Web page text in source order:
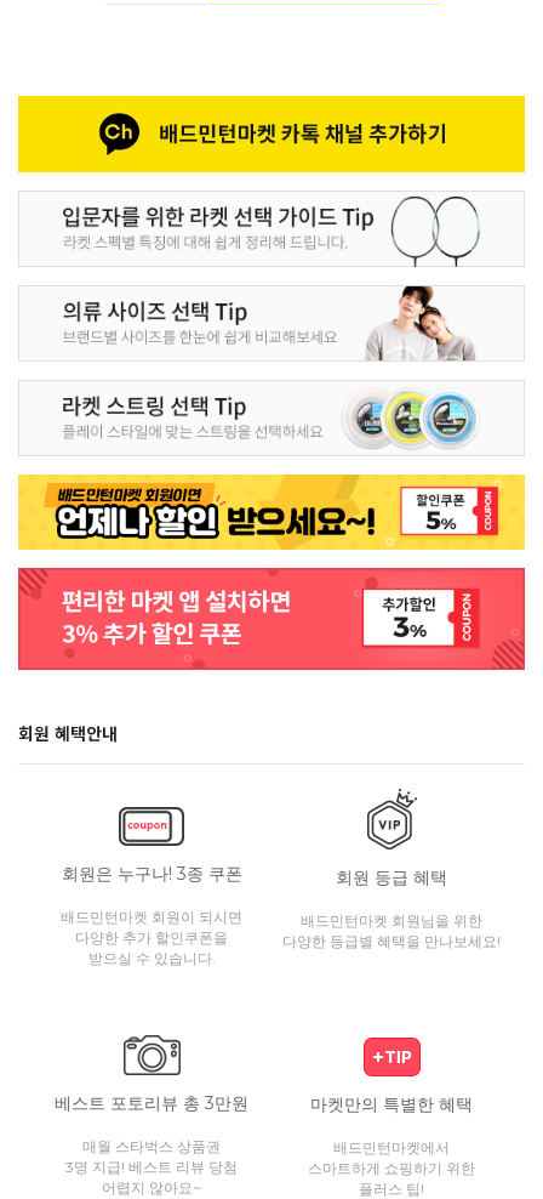
회원 혜택안내
회원은 누구나! 3종 쿠폰
배드민턴마켓 회원이 되시면
다양한 추가 할인쿠폰을
받으실 수 있습니다.
회원 등급 혜택
배드민턴마켓 회원님을 위한
다양한 등급별 혜택을 만나보세요!
베스트 포토리뷰 총 3만원
매월 스타벅스 상품권
3명 지급! 베스트 리뷰 당첨
어렵지 않아요~
마켓만의 특별한 혜택
배드민턴마켓에서
스마트하게 쇼핑하기 위한
플러스 팁!